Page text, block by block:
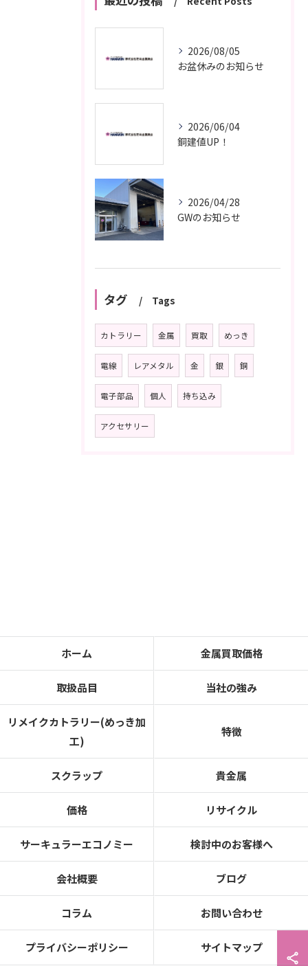
2026/08/05
お盆休みのお知らせ
2026/06/04
銅建値UP！
2026/04/28
GWのお知らせ
タグ Tags
カトラリー 金属 買取 めっき
電線 レアメタル 金 銀 銅
電子部品 個人 持ち込み
アクセサリー
ホーム 金属買取価格
取扱品目 当社の強み
リメイクカトラリー(めっき加
工)
特徴
スクラップ 貴金属
価格 リサイクル
サーキュラーエコノミー 検討中のお客様へ
会社概要 ブログ
コラム お問い合わせ
プライバシーポリシー サイトマップ